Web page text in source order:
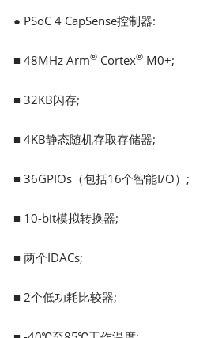
● PSoC 4 CapSense控制器:
■ 48MHz Arm® Cortex® M0+;
■ 32KB闪存;
■ 4KB静态随机存取存储器;
■ 36GPIOs（包括16个智能I/O）;
■ 10-bit模拟转换器;
■ 两个IDACs;
■ 2个低功耗比较器;